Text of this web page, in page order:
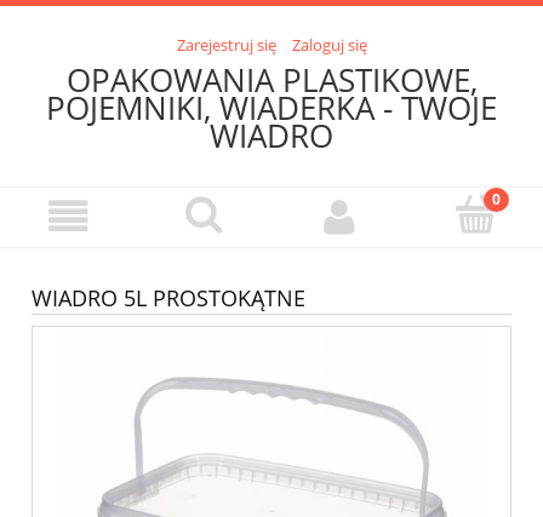
Zarejestruj się Zaloguj się
OPAKOWANIA PLASTIKOWE,
POJEMNIKI, WIADERKA - TWOJE
WIADRO
WIADRO 5L PROSTOKĄTNE